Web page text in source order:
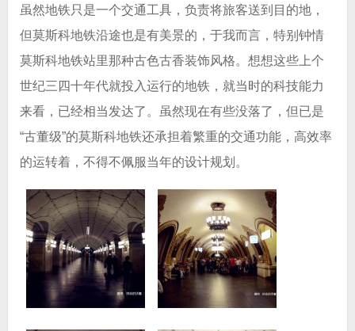
虽然地铁只是一个交通工具，负责将旅客送到目的地，
但莫斯科地铁沿途也是有美景的，于我而言，特别钟情
莫斯科地铁站里那种古色古香装饰风格。想想这些上个
世纪三四十年代就投入运行的地铁，就当时的科技能力
来看，已经相当发达了。虽然现在有些没落了，但已是
“古董级”的莫斯科地铁还承担着繁重的交通功能，高效率
的运转着，不得不佩服当年的设计规划。